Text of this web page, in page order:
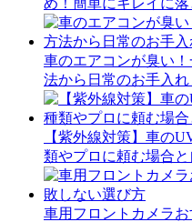
車のエアコンが臭い
法から日常のお手入
【紫外線対策】車の
類やプロに頼む場合
車用フロントカメラ